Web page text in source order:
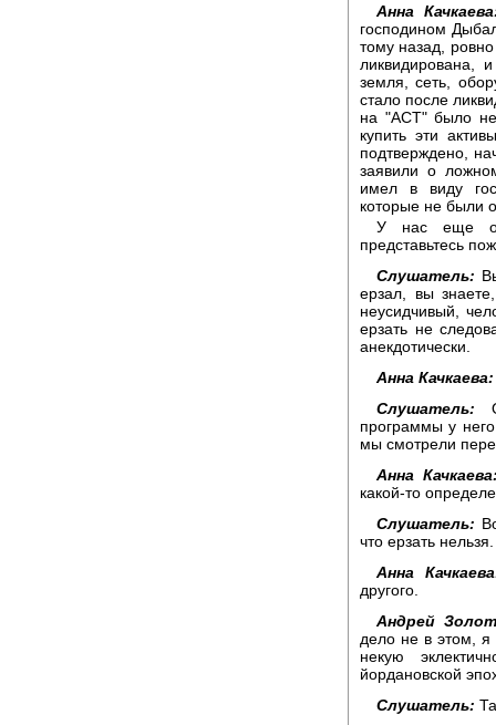
Анна
господином
тому назад,
ликвидирована,
земля, сеть,
стало после
на "АСТ" было
купить эти
подтверждено,
заявили о
имел в виду
которые не были
У нас еще
представьтесь
Слушатель:
ерзал, вы
неусидчивый,
ерзать не
анекдотически.
Анна Качкаева:
Слушатель:
программы у
мы смотрели
Анна
какой-то
Слушатель:
что ерзать нельзя.
Анна
другого.
Андрей
дело не в этом,
некую
йордановской
Слушатель: